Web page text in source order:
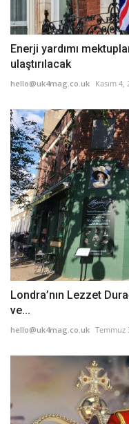
Enerji yardımı
ulaştırılacak
hello@uk4mag.co.uk Kasım 4,
Londra’nın Lezzet
ve...
hello@uk4mag.co.uk Temmuz